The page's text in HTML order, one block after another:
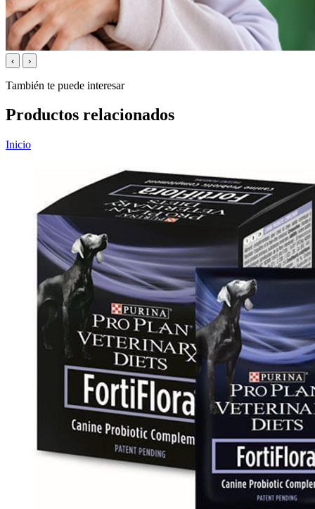
‹ ›
También te puede interesar
Productos relacionados
Inicio